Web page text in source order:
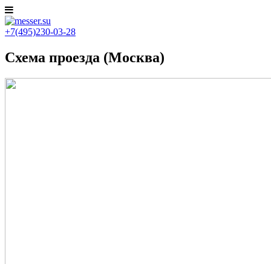
+7(495)230-03-28
Схема проезда (Москва)